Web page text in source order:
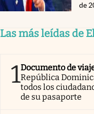
de
Las más leídas de
1Documento de
República
todos los
de su pasaporte